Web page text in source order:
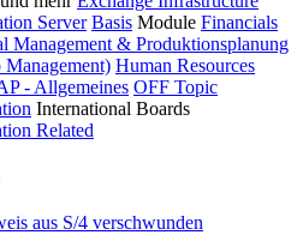
Server Basis Module Financials
Management & Produktionsplanung
Human Resources
- Allgemeines OFF Topic
International Boards
Related
aus S/4 verschwunden